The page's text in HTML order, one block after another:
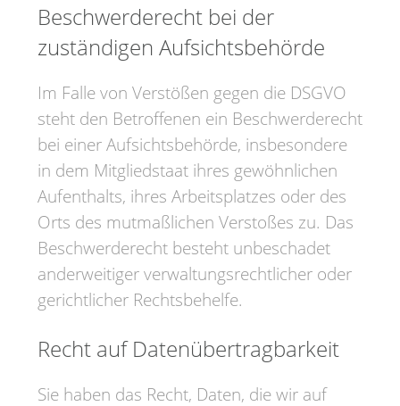
Beschwerde­recht bei der
zuständigen Aufsichts­behörde
Im Falle von Verstößen gegen die DSGVO
steht den Betroffenen ein Beschwerderecht
bei einer Aufsichtsbehörde, insbesondere
in dem Mitgliedstaat ihres gewöhnlichen
Aufenthalts, ihres Arbeitsplatzes oder des
Orts des mutmaßlichen Verstoßes zu. Das
Beschwerderecht besteht unbeschadet
anderweitiger verwaltungsrechtlicher oder
gerichtlicher Rechtsbehelfe.
Recht auf Daten­übertrag­barkeit
Sie haben das Recht, Daten, die wir auf